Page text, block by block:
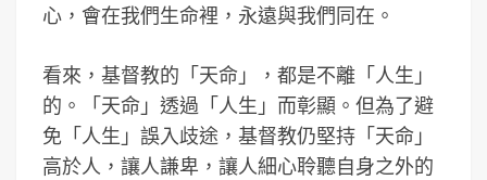
心，會在我們生命裡，永遠與我們同在。
看來，基督教的「天命」，都是不離「人生」
的。「天命」透過「人生」而彰顯。但為了避
免「人生」誤入歧途，基督教仍堅持「天命」
高於人，讓人謙卑，讓人細心聆聽自身之外的